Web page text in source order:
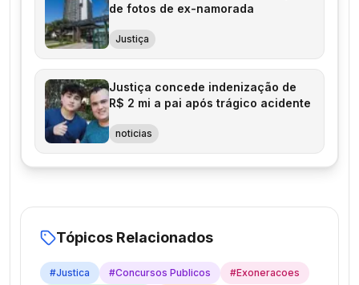
de fotos de ex-namorada
Justiça
Justiça concede indenização de
R$ 2 mi a pai após trágico acidente
noticias
Tópicos Relacionados
#Justica #Concursos Publicos #Exoneracoes